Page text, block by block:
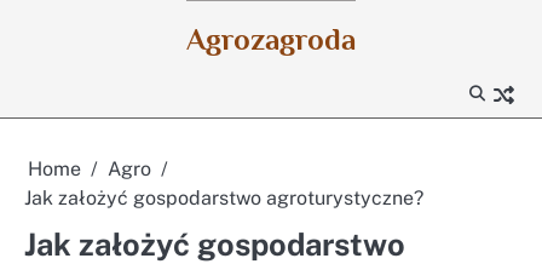
Agrozagroda
Home
Agro
Jak założyć gospodarstwo agroturystyczne?
Jak założyć gospodarstwo